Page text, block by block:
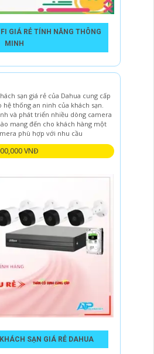
GIÁ RẺ TÍNH NĂNG THÔNG
MINH
SẠN GIÁ RẺ DAHUA
sạn giá rẻ của Dahua cung cấp
thống an ninh của khách sạn.
và phát triển nhiều dòng camera
mang đến cho khách hàng một
phù hợp với nhu cầu
VNĐ